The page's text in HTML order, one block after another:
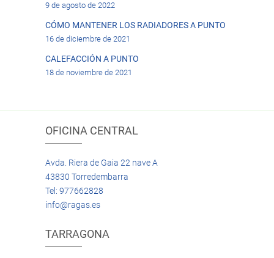
9 de agosto de 2022
CÓMO MANTENER LOS RADIADORES A PUNTO
16 de diciembre de 2021
CALEFACCIÓN A PUNTO
18 de noviembre de 2021
OFICINA CENTRAL
Avda. Riera de Gaia 22 nave A
43830 Torredembarra
Tel: 977662828
info@ragas.es
TARRAGONA